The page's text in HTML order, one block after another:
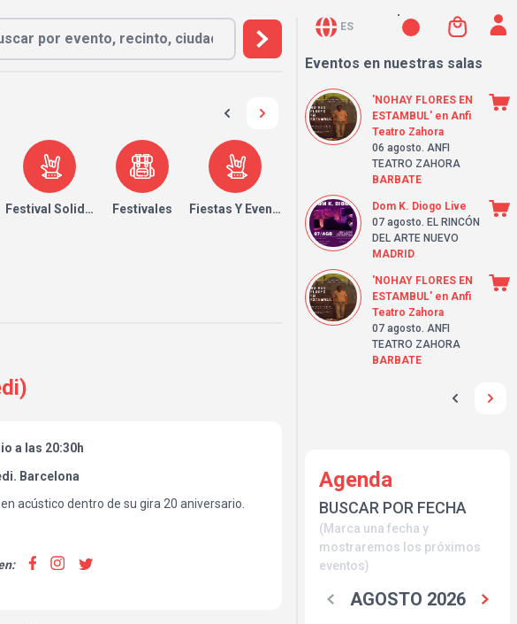
Festival Solidario Festivales Fiestas Y Eventos
a las 20:30h
Barcelona
en acústico dentro de su gira 20 aniversario.
ES
Eventos en nuestras salas
'NOHAY FLORES EN
ESTAMBUL' en Anfi
Teatro Zahora
06 agosto. ANFI
TEATRO ZAHORA
BARBATE
Dom K. Diogo Live
07 agosto. EL RINCÓN
DEL ARTE NUEVO
MADRID
'NOHAY FLORES EN
ESTAMBUL' en Anfi
Teatro Zahora
07 agosto. ANFI
TEATRO ZAHORA
BARBATE
Agenda
BUSCAR POR FECHA
(Marca una fecha y
mostraremos los próximos
eventos)
AGOSTO 2026